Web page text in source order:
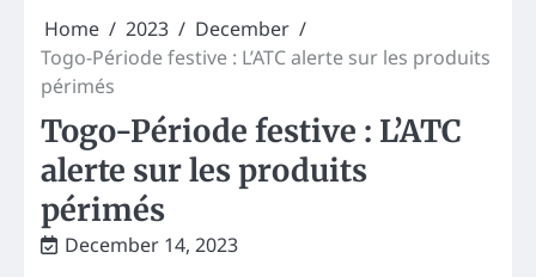
Home 2023
December
Togo-Période festive : L’ATC alerte sur les produits
périmés
Togo-Période festive : L’ATC
alerte sur les produits
périmés
December 14, 2023